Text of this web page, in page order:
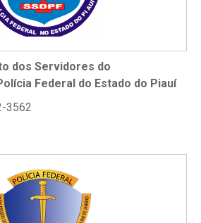
dos Servidores do
Federal do Estado do Piauí
3562